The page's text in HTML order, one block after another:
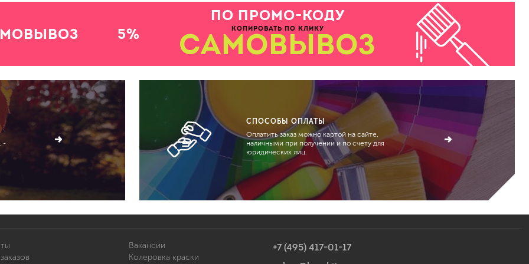
для стирки и ухода за тканями
для ковров и текстильных изделий
специализированные чистящие средства
универсальные чистящие средства
дезинфицирующие средства
5%
ПО ПРОМО-КОДУ
КОПИРОВАТЬ ПО КЛИКУ
САМОВЫВОЗ
-
СПОСОБЫ ОПЛАТЫ
Оплатить заказ можно картой на сайте,
наличными при получении и по счету для
юридических лиц.
Вакансии
Колеровка краски
+7 (495) 417-01-17